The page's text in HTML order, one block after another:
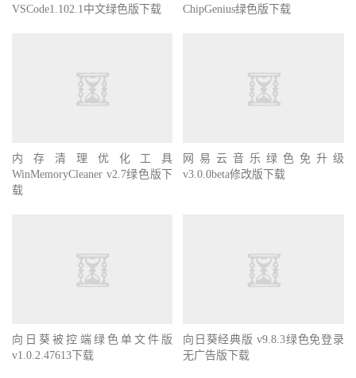
VSCode1.102.1中文绿色版下载
USB设备芯片检测工具
内存清理优化工具
WinMemoryCleaner v2.7绿色版下
网易云音乐绿色免升级
向日葵被控端绿色单文件版
向日葵经典版 v9.8.3绿色免登录